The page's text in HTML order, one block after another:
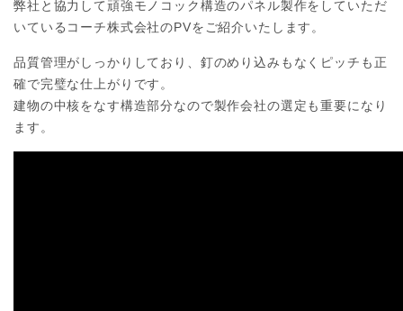
弊社と協力して頑強モノコック構造のパネル製作をしていただ
いているコーチ株式会社のPVをご紹介いたします。
品質管理がしっかりしており、釘のめり込みもなくピッチも正
確で完璧な仕上がりです。
建物の中核をなす構造部分なので製作会社の選定も重要になり
ます。